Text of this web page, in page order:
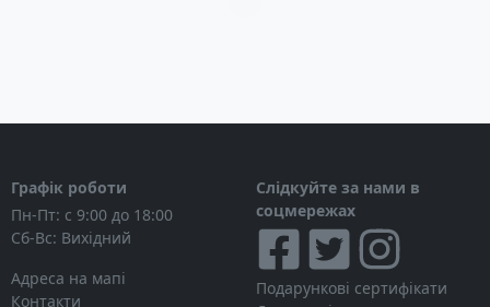
Графік роботи
Пн-Пт: с 9:00 до 18:00
Сб-Вс: Вихідний
Адреса на мапі
Контакти
Слідкуйте за нами в
соцмережах
Подарункові сертифікати